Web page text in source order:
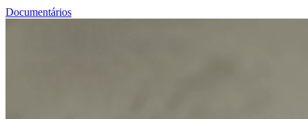
Documentários